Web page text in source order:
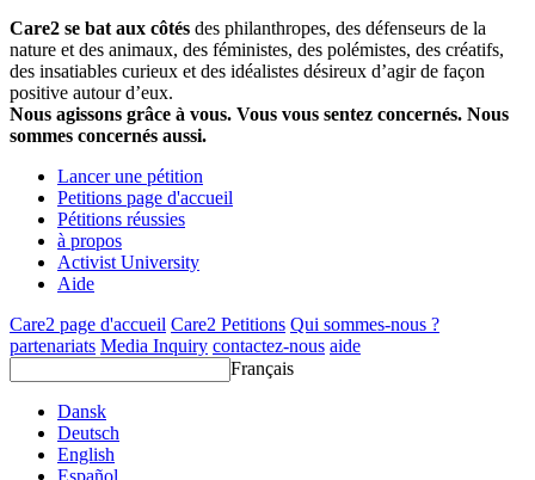
Care2 se bat aux côtés des philanthropes, des défenseurs de la
nature et des animaux, des féministes, des polémistes, des créatifs,
des insatiables curieux et des idéalistes désireux d’agir de façon
positive autour d’eux.
Nous agissons grâce à vous. Vous vous sentez concernés. Nous
sommes concernés aussi.
Lancer une pétition
Petitions page d'accueil
Pétitions réussies
à propos
Activist University
Aide
Care2 page d'accueil Care2 Petitions Qui sommes-nous ?
partenariats Media Inquiry contactez-nous aide
Français
Dansk
Deutsch
English